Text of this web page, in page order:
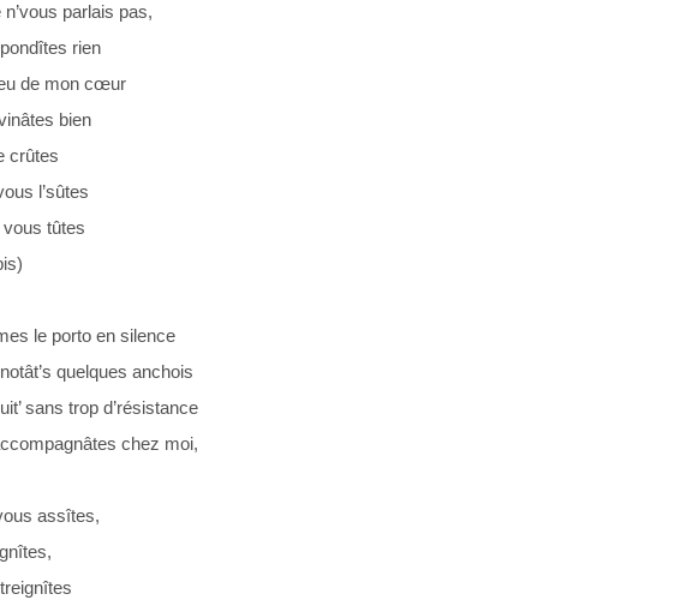
n’vous parlais pas,
rien
de mon cœur
bien
crûtes
l’sûtes
tûtes
le porto en silence
quelques anchois
sans trop d’résistance
chez moi,
assîtes,